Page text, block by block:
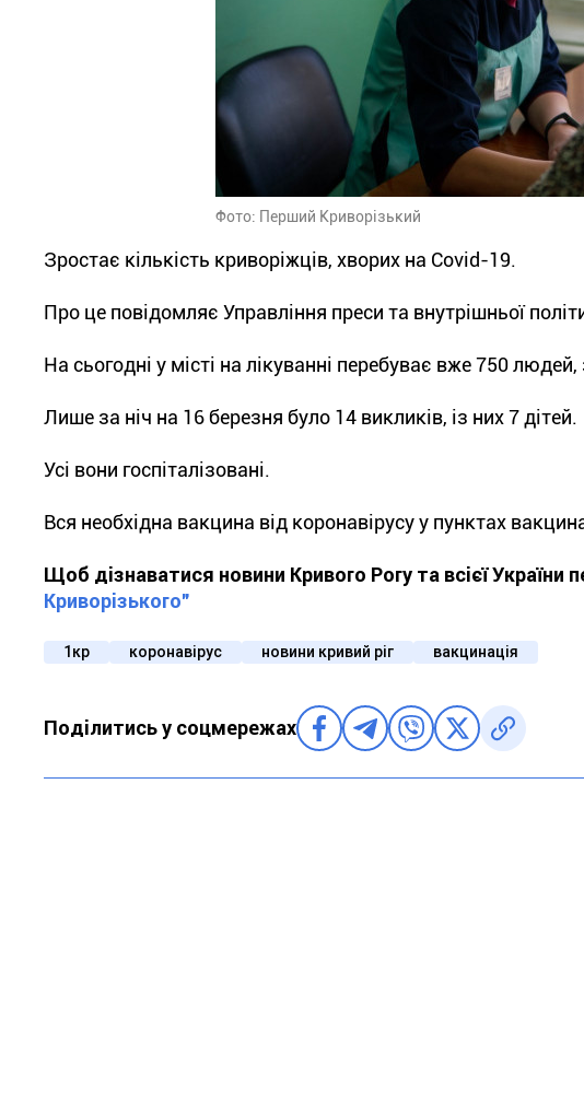
Фото: Перший Криворізький
Зростає кількість криворіжців, хворих на Covid-19.
Про це повідомляє Управління преси та внутрішньої
На сьогодні у місті на лікуванні перебуває вже 750
Лише за ніч на 16 березня було 14 викликів, із них 7 дітей.
Усі вони госпіталізовані.
Вся необхідна вакцина від коронавірусу у пунктах
Щоб дізнаватися новини Кривого Рогу та всієї
Криворізького"
1кр коронавірус новини кривий ріг вакцинація
Поділитись у соцмережах